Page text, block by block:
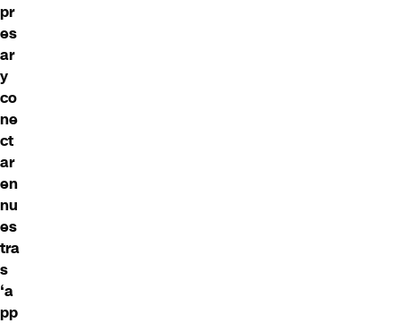
pr
es
ar
y
co
ne
ct
ar
en
nu
es
tra
s
‘a
pp